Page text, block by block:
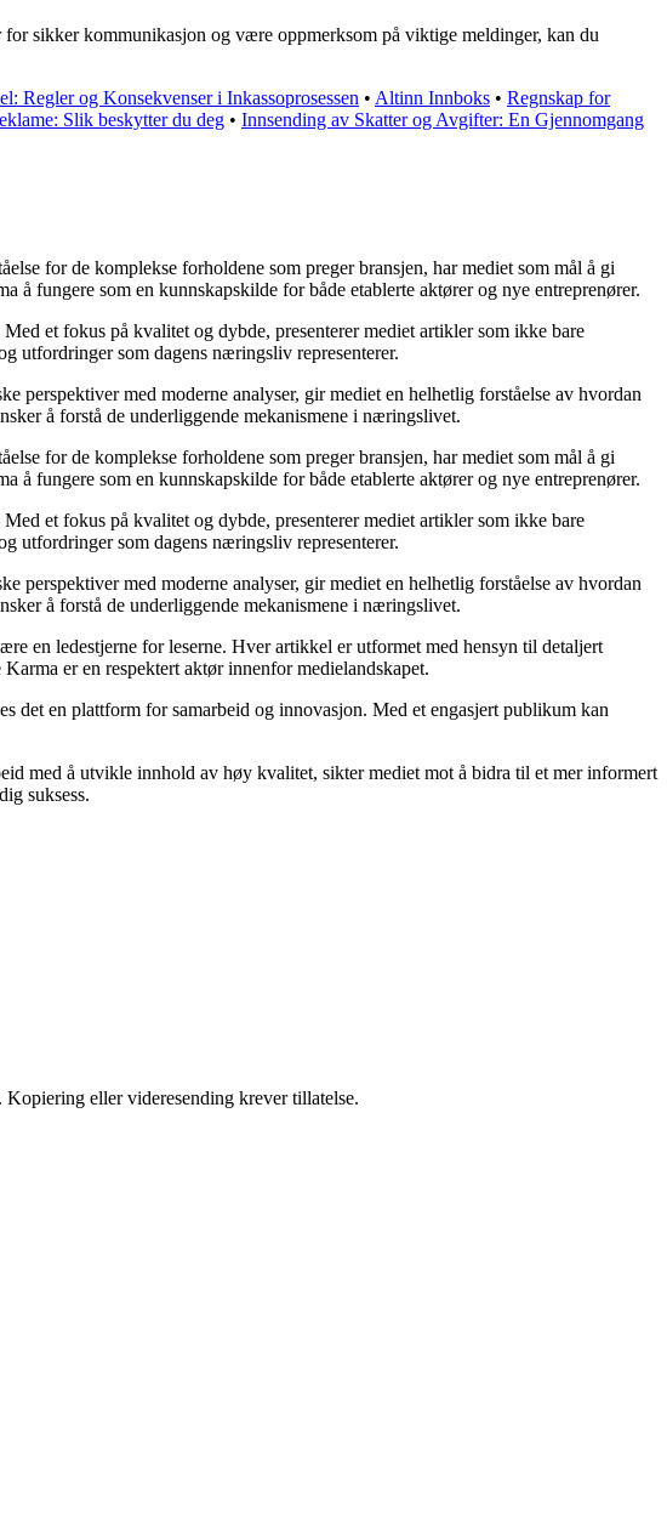
sikker kommunikasjon og være oppmerksom på viktige meldinger, kan du
Regler og Konsekvenser i Inkassoprosessen • Altinn Innboks • Regnskap for
Slik beskytter du deg • Innsending av Skatter og Avgifter: En Gjennomgang
for de komplekse forholdene som preger bransjen, har mediet som mål å gi
fungere som en kunnskapskilde for både etablerte aktører og nye entreprenører.
et fokus på kvalitet og dybde, presenterer mediet artikler som ikke bare
utfordringer som dagens næringsliv representerer.
med moderne analyser, gir mediet en helhetlig forståelse av hvordan
å forstå de underliggende mekanismene i næringslivet.
for de komplekse forholdene som preger bransjen, har mediet som mål å gi
fungere som en kunnskapskilde for både etablerte aktører og nye entreprenører.
et fokus på kvalitet og dybde, presenterer mediet artikler som ikke bare
utfordringer som dagens næringsliv representerer.
med moderne analyser, gir mediet en helhetlig forståelse av hvordan
å forstå de underliggende mekanismene i næringslivet.
en ledestjerne for leserne. Hver artikkel er utformet med hensyn til detaljert
er en respektert aktør innenfor medielandskapet.
det en plattform for samarbeid og innovasjon. Med et engasjert publikum kan
med å utvikle innhold av høy kvalitet, sikter mediet mot å bidra til et mer informert
suksess.
eller videresending krever tillatelse.